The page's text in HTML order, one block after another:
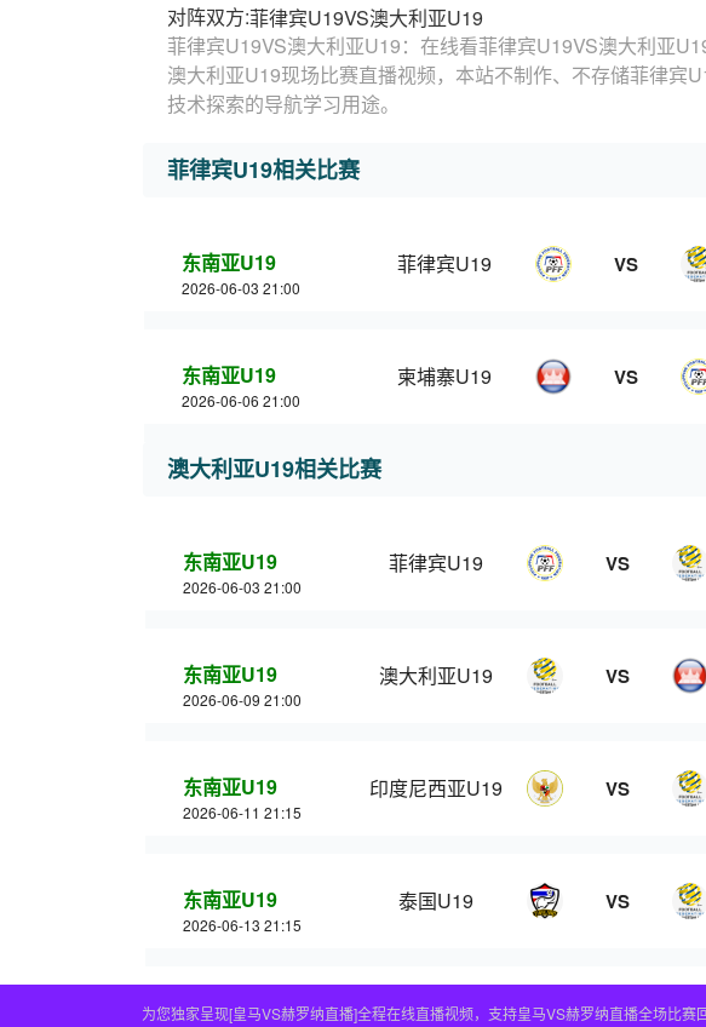
对阵双方:菲律宾U19VS澳大利亚U19
菲律宾U19VS澳大利亚U19：在线看菲律宾U19VS澳大利亚
澳大利亚U19现场比赛直播视频，本站不制作、不存储菲律宾
技术探索的导航学习用途。
菲律宾U19相关比赛
东南亚U19
2026-06-03 21:00
菲律宾U19 VS
东南亚U19
2026-06-06 21:00
柬埔寨U19 VS
澳大利亚U19相关比赛
东南亚U19
2026-06-03 21:00
菲律宾U19 VS
东南亚U19
2026-06-09 21:00
澳大利亚U19 VS
东南亚U19
2026-06-11 21:15
印度尼西亚U19 VS
东南亚U19
2026-06-13 21:15
泰国U19 VS
为您独家呈现[皇马VS赫罗纳直播]全程在线直播视频，支持皇马VS赫罗纳直播全场比